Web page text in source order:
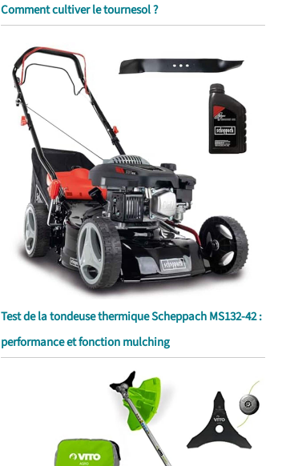
Comment cultiver le tournesol ?
Test de la tondeuse thermique Scheppach MS132-42 :
performance et fonction mulching